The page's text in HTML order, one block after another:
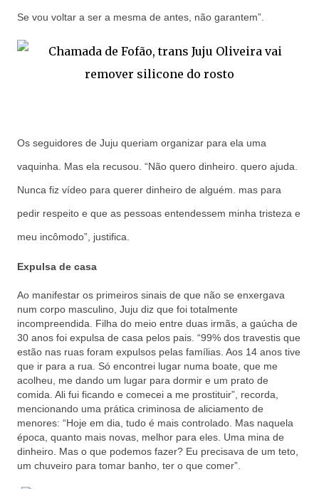
Se vou voltar a ser a mesma de antes, não garantem”.
Os seguidores de Juju queriam organizar para ela uma
vaquinha. Mas ela recusou. “Não quero dinheiro. quero ajuda.
Nunca fiz vídeo para querer dinheiro de alguém. mas para
pedir respeito e que as pessoas entendessem minha tristeza e
meu incômodo”, justifica.
Expulsa de casa
Ao manifestar os primeiros sinais de que não se enxergava
num corpo masculino, Juju diz que foi totalmente
incompreendida. Filha do meio entre duas irmãs, a gaúcha de
30 anos foi expulsa de casa pelos pais. “99% dos travestis que
estão nas ruas foram expulsos pelas famílias. Aos 14 anos tive
que ir para a rua. Só encontrei lugar numa boate, que me
acolheu, me dando um lugar para dormir e um prato de
comida. Ali fui ficando e comecei a me prostituir”, recorda,
mencionando uma prática criminosa de aliciamento de
menores: “Hoje em dia, tudo é mais controlado. Mas naquela
época, quanto mais novas, melhor para eles. Uma mina de
dinheiro. Mas o que podemos fazer? Eu precisava de um teto,
um chuveiro para tomar banho, ter o que comer”.